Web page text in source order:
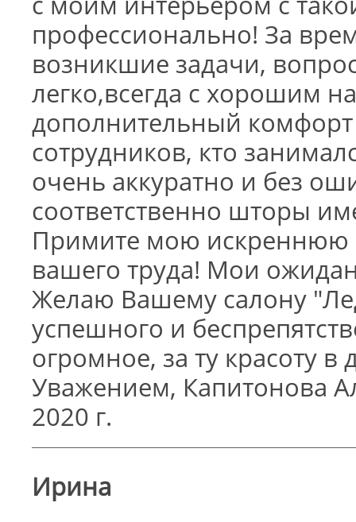
профессионально! За
возникшие задачи,
легко,всегда с хорошим
дополнительный
сотрудников, кто
очень аккуратно и без
соответственно шторы
Примите мою искреннюю
вашего труда! Мои
Желаю Вашему салону
успешного и
огромное, за ту красоту
Уважением, Капитонова
2020 г.
Ирина